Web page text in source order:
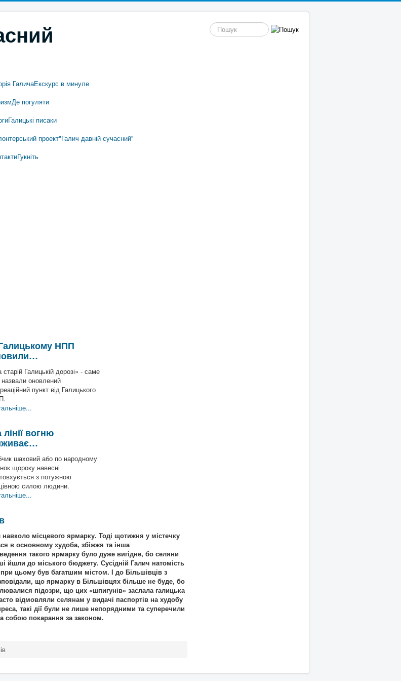
пошук
ГаличаЕкскурс в минуле
Де погуляти
Галицькі писаки
проект"Галич давній сучасний"
Гукніть
НПП
старій Галицькій дорозі» - саме
назвали оновлений
пункт від Галицького
лінії вогню
шаховий або по народному
щороку навесні
з потужною
силою людини.
місцевого ярмарку. Тоді щотижня у містечку
в основному худоба, збіжжя та інша
такого ярмарку було дуже вигідне, бо селяни
йшли до міського бюджету. Сусідній Галич натомість
цьому був багатшим містом. І до Більшівців з
що ярмарку в Більшівцях більше не буде, бо
підозри, що цих «шпигунів» заслала галицька
відмовляли селянам у видачі паспортів на худобу
такі дії були не лише непорядними та суперечили
собою покарання за законом.